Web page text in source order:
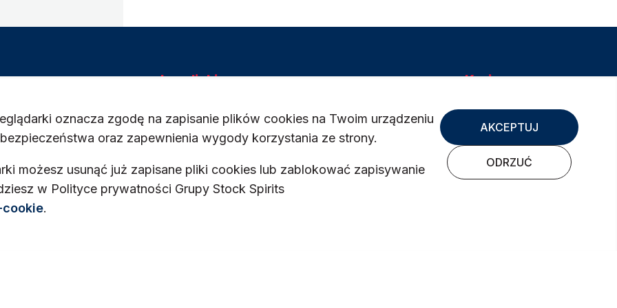
oznacza zgodę na zapisanie plików cookies na Twoim urządzeniu
oraz zapewnienia wygody korzystania ze strony.
możesz usunąć już zapisane pliki cookies lub zablokować zapisywanie
w Polityce prywatności Grupy Stock Spirits
.
AKCEPTUJ
ODRZUĆ
Inne linki
Prawo
Dostępność
Prywatność i pliki cookie
Ustawienia plików cookie
Kraj
Bośnia i Hercegowina
Chorwacja
Francja - Dugas